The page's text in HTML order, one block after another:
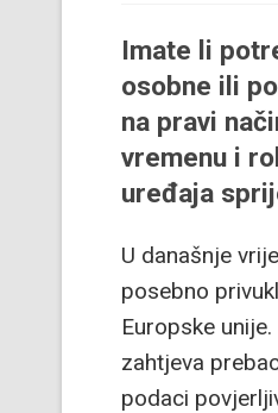
Imate li
osobne ili
na pravi
vremenu i
uređaja
U današnje
posebno
Europske
zahtjeva
podaci